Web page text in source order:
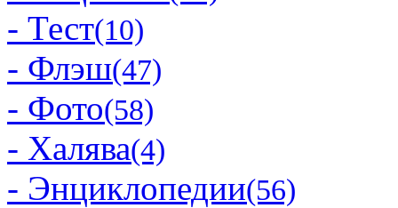
- Тест(10)
- Флэш(47)
- Фото(58)
- Халява(4)
- Энциклопедии(56)